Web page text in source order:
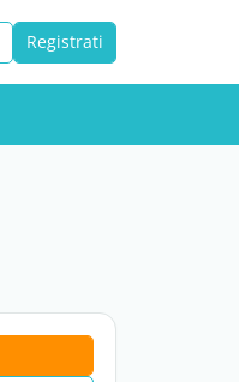
Registrati